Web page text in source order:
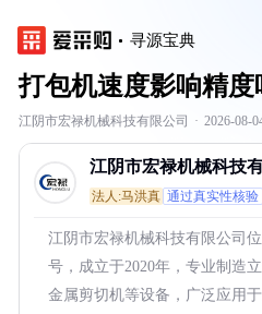
寻源宝典
打包机速度影响精度
江阴市宏禄机械科技有限公司 · 2026-08-
江阴市宏禄机械科技
法人:马洪真 通过真实性核验
江阴市宏禄机械科技有限公司
号，成立于2020年，专业制造
金属剪切机等设备，广泛应用